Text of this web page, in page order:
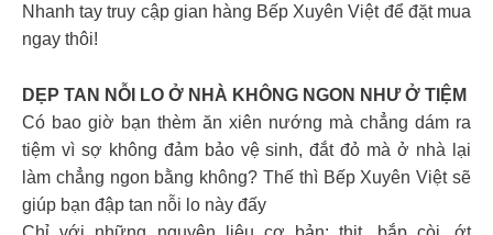
Nhanh tay truy cập gian hàng Bếp Xuyên Việt để đặt mua
ngay thôi!
DẸP TAN NỖI LO Ở NHÀ KHÔNG NGON NHƯ Ở TIỆM
Có bao giờ bạn thèm ăn xiên nướng mà chẳng dám ra
tiệm vì sợ không đảm bảo vệ sinh, đắt đỏ mà ở nhà lại
làm chẳng ngon bằng không? Thế thì Bếp Xuyên Việt sẽ
giúp bạn đập tan nỗi lo này đấy